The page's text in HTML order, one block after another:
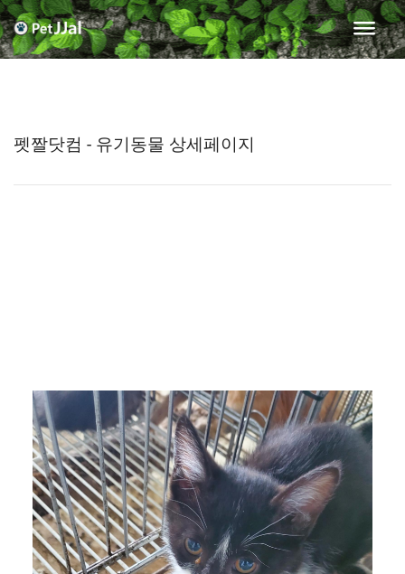
펫짤닷컴 - 유기동물 상세페이지